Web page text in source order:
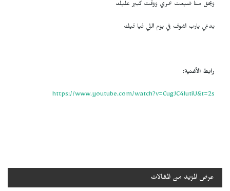
وبحق منا ضيعت عمري ووقت كبير عليك
بدعي يارب اشوف في يوم اللي فيا فيك
رابط الأغنية:
https://www.youtube.com/watch?v=CugJC4lutiU&t=2s
عرض المزيد من المقالات